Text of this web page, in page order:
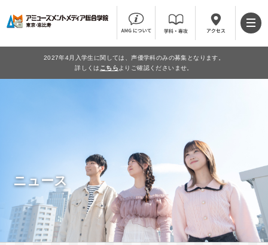
2027年4月入学生に関しては、声優学科のみの募集となります。
詳しくは こちら よりご確認くださいませ。
ニュース